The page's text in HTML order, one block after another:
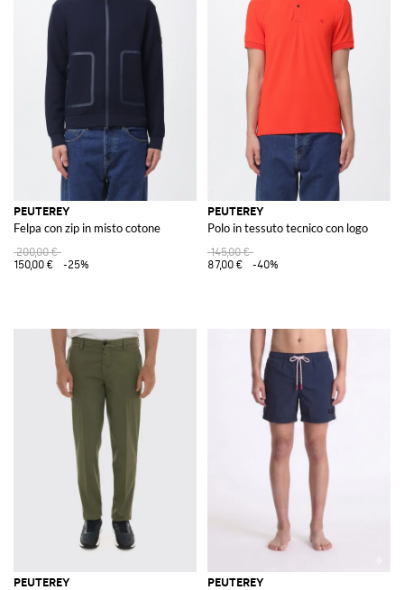
PEUTEREY
Felpa con zip in misto cotone
200,00 €
150,00 €
-25%
PEUTEREY
Polo in tessuto tecnico con logo
145,00 €
87,00 €
-40%
PEUTEREY PEUTEREY